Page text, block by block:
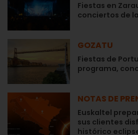
Fiestas en
conciertos de
GOZATU
Fiestas de
programa,
NOTAS DE
Euskaltel
sus clientes
histórico